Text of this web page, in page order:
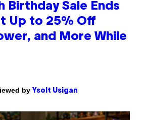
Birthday Sale Ends
Up to 25% Off
and More While
by Ysolt Usigan